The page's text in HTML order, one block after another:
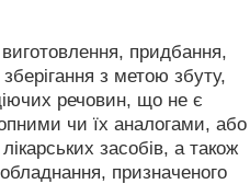
придбання,
з метою збуту,
речовин, що не є
чи їх аналогами, або
засобів, а також
призначеного